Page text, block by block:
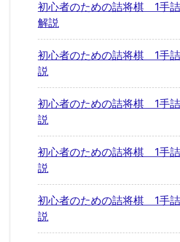
初心者のための詰将棋 1手
解説
初心者のための詰将棋 1手
説
初心者のための詰将棋 1手
説
初心者のための詰将棋 1手
説
初心者のための詰将棋 1手
説